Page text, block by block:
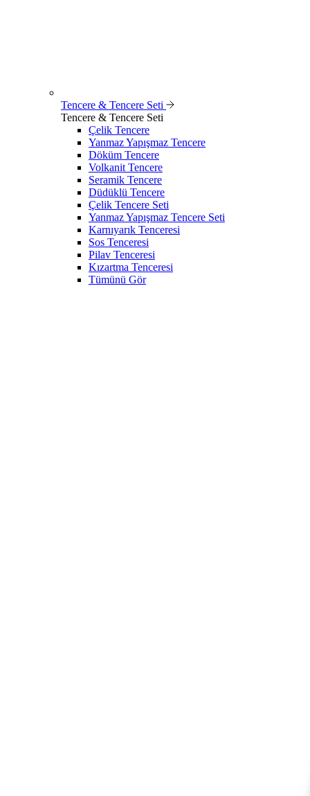
Tencere & Tencere Seti
Tencere & Tencere Seti
Çelik Tencere
Yanmaz Yapışmaz Tencere
Döküm Tencere
Volkanit Tencere
Seramik Tencere
Düdüklü Tencere
Çelik Tencere Seti
Yanmaz Yapışmaz Tencere Seti
Karnıyarık Tenceresi
Sos Tenceresi
Pilav Tenceresi
Kızartma Tenceresi
Tümünü Gör